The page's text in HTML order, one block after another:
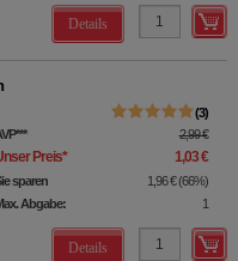
Details
3
*** 2,99 €
Preis* 1,03 €
sparen 1,96 € (66%)
Abgabe:
1
Details